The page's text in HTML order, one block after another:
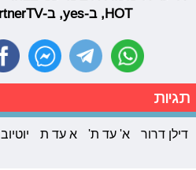
HOT, ב-yes, ב-PartnerTV וגם ב-VOD).
תגיות
דילן דרור א' עד ת' א עד ת יוטיוב